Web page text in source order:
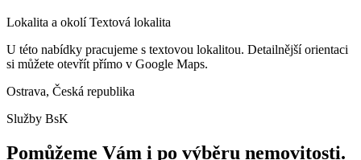
Lokalita a okolí Textová lokalita
U této nabídky pracujeme s textovou lokalitou. Detailnější orientaci
si můžete otevřít přímo v Google Maps.
Ostrava, Česká republika
Služby BsK
Pomůžeme Vám i po výběru nemovitosti.